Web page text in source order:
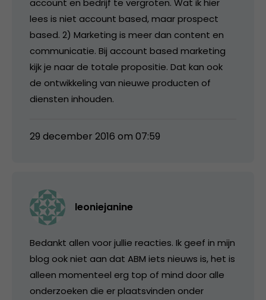
account en bedrijf te vergroten. Wat ik hier
lees is niet account based, maar prospect
based. 2) Marketing is meer dan content en
communicatie. Bij account based marketing
kijk je naar de totale propositie. Dat kan ook
de ontwikkeling van nieuwe producten of
diensten inhouden.
29 december 2016 om 07:59
leoniejanine
Bedankt allen voor jullie reacties. Ik geef in mijn
blog ook niet aan dat ABM iets nieuws is, het is
alleen momenteel erg top of mind door alle
onderzoeken die er plaatsvinden onder